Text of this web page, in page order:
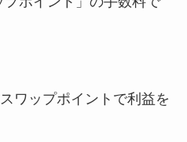
ワップポイントで利益を